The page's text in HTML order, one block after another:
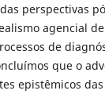
perspectivas
agencial
de
que o
epistêmicos